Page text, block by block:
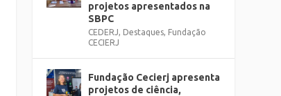
projetos apresentados na
SBPC
CEDERJ, Destaques, Fundação
CECIERJ
Fundação Cecierj apresenta
projetos de ciência,